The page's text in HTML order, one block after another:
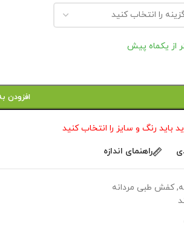
از یکماه پیش
افزودن
باید رنگ و سایز را انتخاب کنید
راهنمای اندازه
, کفش طبی مردانه